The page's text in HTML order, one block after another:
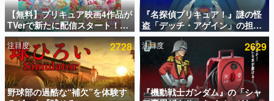
アプリセール情報
インタビュー
連載・特集一覧
殿堂入り記事
SNS拡散数が数千以上！ ページビュー数万以上！ などな
【無料】プリキュア映画4作品が
TVerで新たに配信スタート！な
んと2018年～2024年の映画ほぼ
すべてが見放題に、ぶっちゃけ
ありえないラインナップ
『名探偵プリキュア！』謎の怪
盗「デッチ・アゲイン」の担当
キャストは天﨑滉平さんと判
明。『Re:ゼロから始める異世
界生活』オットー役、『ヒプノ
シスマイク』山田三郎役など
注目度 2728
野球部の過酷な“補欠”を体験す
注目度 2629
『機動戦士ガンダム』の「シャ